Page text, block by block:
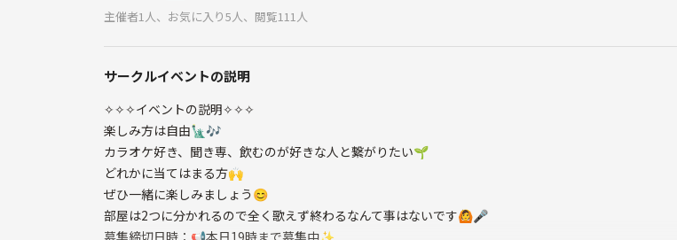
主催者1人、お気に入り5人、閲覧111人
サークルイベントの説明
✧✧✧イベントの説明✧✧✧
楽しみ方は自由🗽🎶
カラオケ好き、聞き専、飲むのが好きな人と繋がりたい🌱‬
どれかに当てはまる方🙌
ぜひ一緒に楽しみましょう😊
部屋は2つに分かれるので全く歌えず終わるなんて事はないです🙆🎤
募集締切日時：📢本日19時まで募集中✨